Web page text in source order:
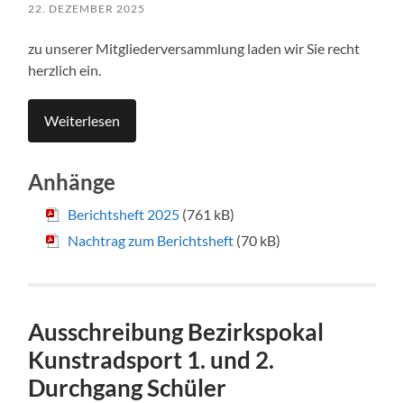
22. DEZEMBER 2025
zu unserer Mitgliederversammlung laden wir Sie recht
herzlich ein.
Weiterlesen
Anhänge
Berichtsheft 2025 (761 kB)
Nachtrag zum Berichtsheft (70 kB)
Ausschreibung Bezirkspokal
Kunstradsport 1. und 2.
Durchgang Schüler